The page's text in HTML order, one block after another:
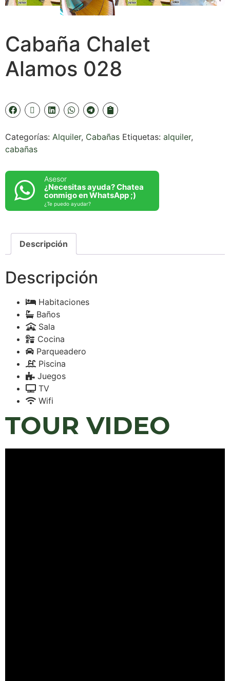
Cabaña Chalet
Alamos 028
Categorías: Alquiler, Cabañas Etiquetas: alquiler,
cabañas
Asesor
¿Necesitas ayuda? Chatea
conmigo en WhatsApp ;)
¿Te puedo ayudar?
Descripción
Descripción
Habitaciones
Baños
Sala
Cocina
Parqueadero
Piscina
Juegos
TV
Wifi
TOUR VIDEO